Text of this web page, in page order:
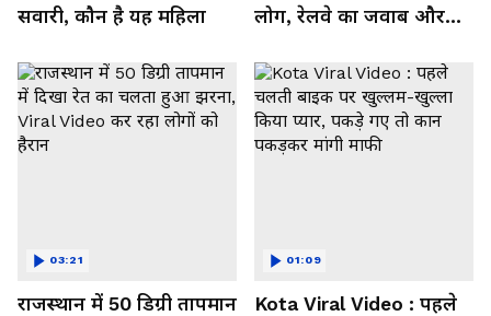
सवारी, कौन है यह महिला
लोग, रेलवे का जवाब और
Video
राजस्थान में 50 डिग्री तापमान
03:21
Kota Viral Video : पहले
01:09